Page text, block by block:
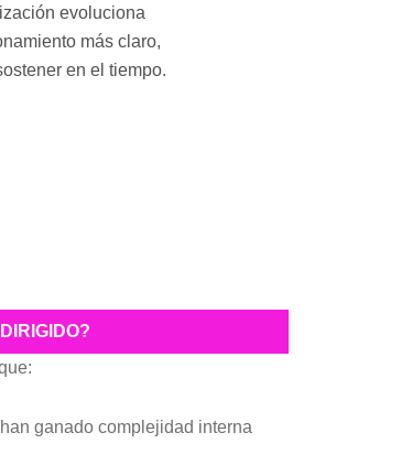
evoluciona
más claro,
en el tiempo.
ganado complejidad interna